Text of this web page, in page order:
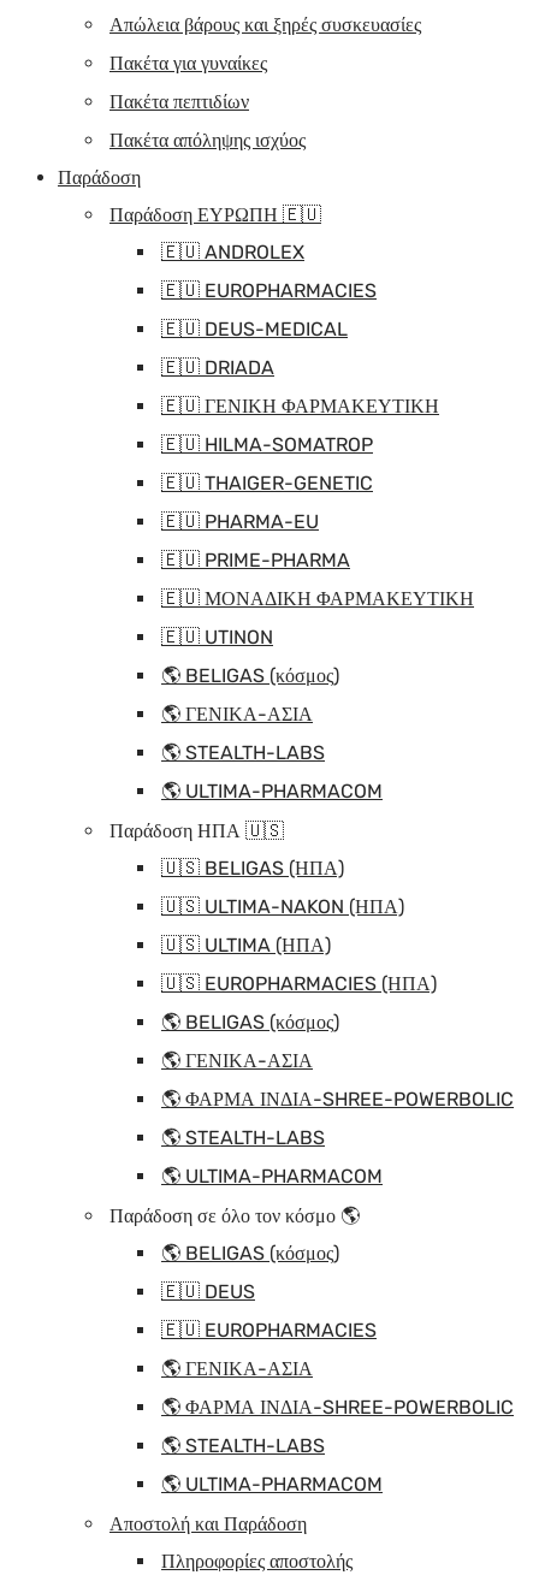
Απώλεια βάρους και ξηρές συσκευασίες
Πακέτα για γυναίκες
Πακέτα πεπτιδίων
Πακέτα απόληψης ισχύος
Παράδοση
Παράδοση ΕΥΡΩΠΗ 🇪🇺
🇪🇺 ANDROLEX
🇪🇺 EUROPHARMACIES
🇪🇺 DEUS-MEDICAL
🇪🇺 DRIADA
🇪🇺 ΓΕΝΙΚΗ ΦΑΡΜΑΚΕΥΤΙΚΗ
🇪🇺 HILMA-SOMATROP
🇪🇺 THAIGER-GENETIC
🇪🇺 PHARMA-EU
🇪🇺 PRIME-PHARMA
🇪🇺 ΜΟΝΑΔΙΚΗ ΦΑΡΜΑΚΕΥΤΙΚΗ
🇪🇺 UTINON
🌎 BELIGAS (κόσμος)
🌎 ΓΕΝΙΚΑ-ΑΣΙΑ
🌎 STEALTH-LABS
🌎 ULTIMA-PHARMACOM
Παράδοση ΗΠΑ 🇺🇸
🇺🇸 BELIGAS (ΗΠΑ)
🇺🇸 ULTIMA-NAKON (ΗΠΑ)
🇺🇸 ULTIMA (ΗΠΑ)
🇺🇸 EUROPHARMACIES (ΗΠΑ)
🌎 BELIGAS (κόσμος)
🌎 ΓΕΝΙΚΑ-ΑΣΙΑ
🌎 ΦΑΡΜΑ ΙΝΔΙΑ-SHREE-POWERBOLIC
🌎 STEALTH-LABS
🌎 ULTIMA-PHARMACOM
Παράδοση σε όλο τον κόσμο 🌎
🌎 BELIGAS (κόσμος)
🇪🇺 DEUS
🇪🇺 EUROPHARMACIES
🌎 ΓΕΝΙΚΑ-ΑΣΙΑ
🌎 ΦΑΡΜΑ ΙΝΔΙΑ-SHREE-POWERBOLIC
🌎 STEALTH-LABS
🌎 ULTIMA-PHARMACOM
Αποστολή και Παράδοση
Πληροφορίες αποστολής